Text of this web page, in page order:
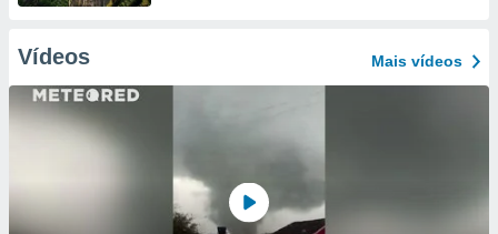
Vídeos Mais vídeos